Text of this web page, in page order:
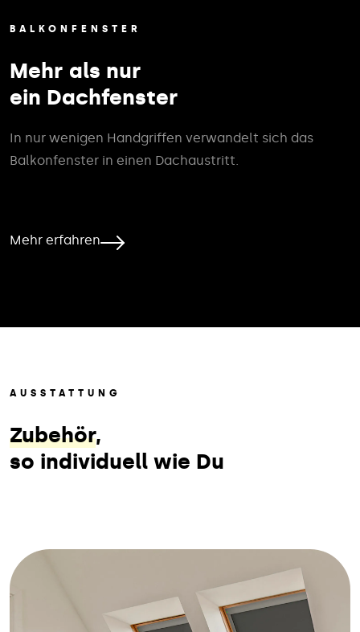
BALKONFENSTER
Mehr als nur
ein Dachfenster
In nur wenigen Handgriffen verwandelt sich das
Balkonfenster in einen Dachaustritt.
Mehr erfahren
AUSSTATTUNG
Zubehör,
so individuell wie Du